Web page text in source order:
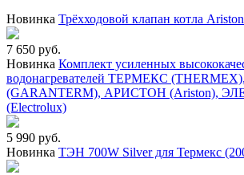
Новинка Трёхходовой клапан котла Ariston
7 650 руб.
Новинка Комплект усиленных
водонагревателей ТЕРМЕКС
(GARANTERM), АРИСТОН (Ariston),
(Electrolux)
5 990 руб.
Новинка ТЭН 700W Silver для Термекс